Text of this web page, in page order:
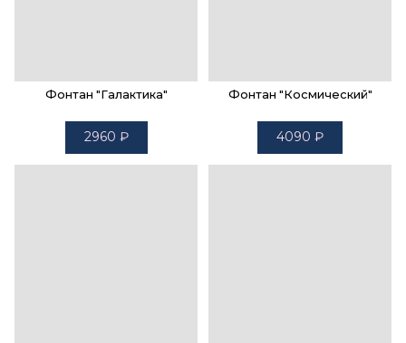
Фонтан "Галактика"
2960 ₽
Фонтан "Космический"
4090 ₽